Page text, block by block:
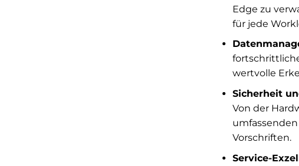
Edge zu
für jede
wertvolle
Sicherheit
Von der
Vorschriften.
Service-